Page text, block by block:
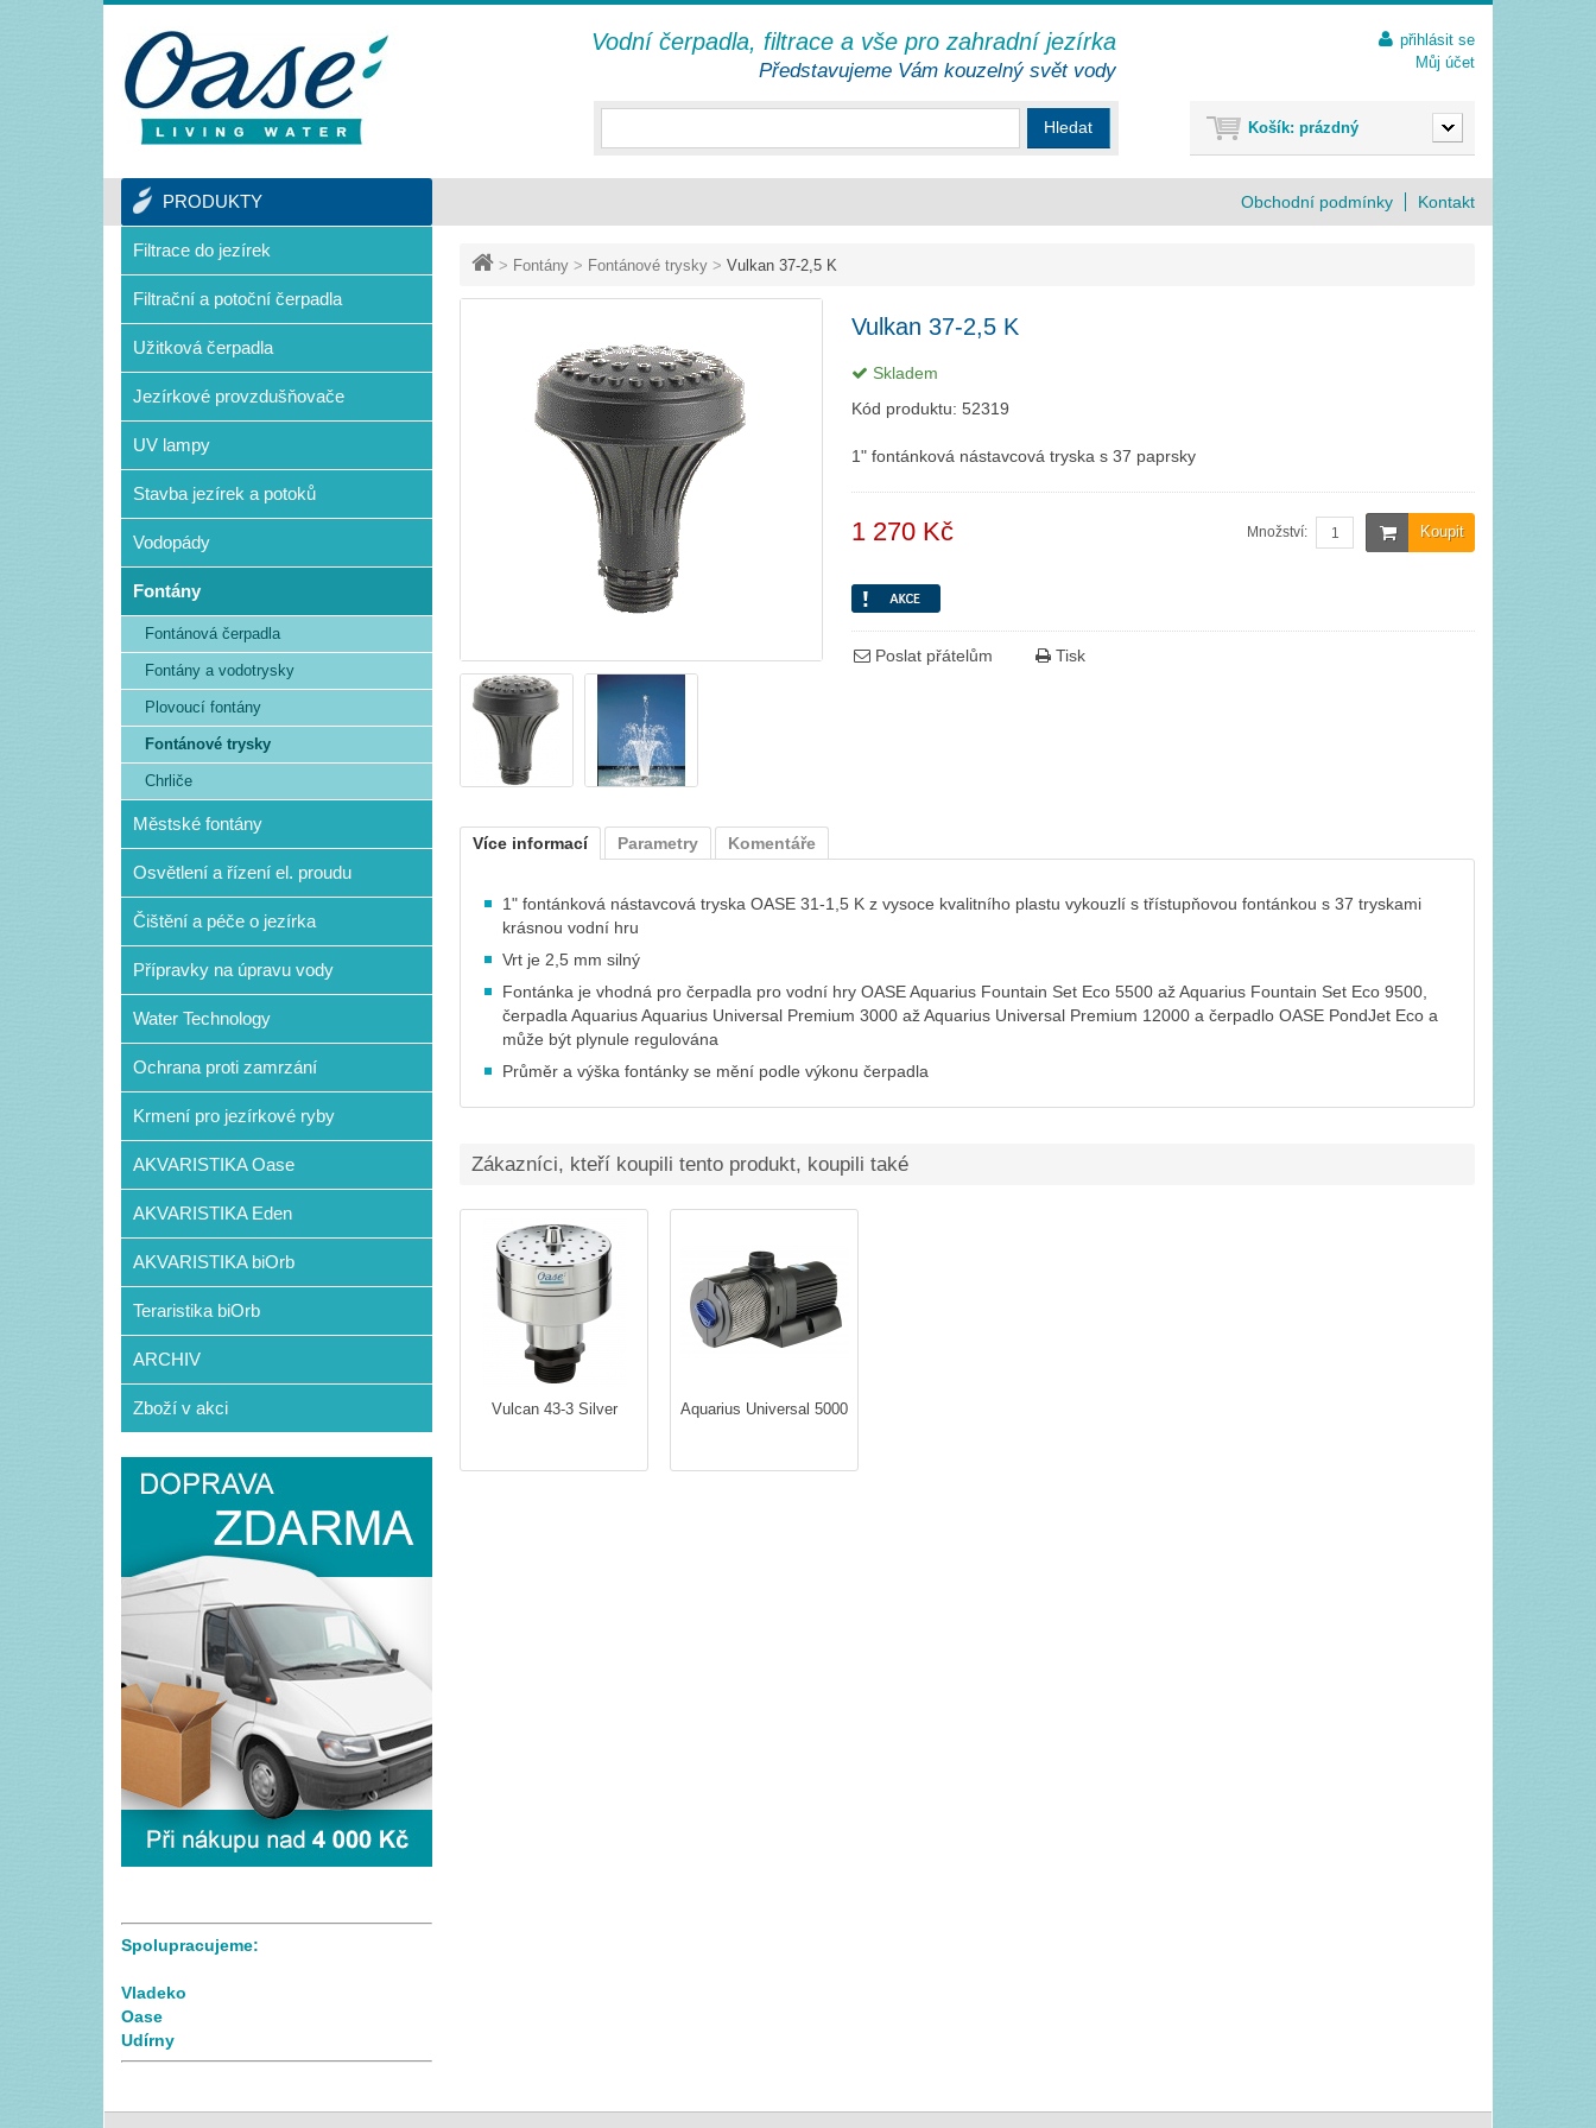
> Fontány > Fontánové trysky > Vulkan 37-2,5 K
Vulkan 37-2,5 K
Skladem
Kód produktu: 52319
1" fontánková nástavcová tryska s 37 paprsky
1 270 Kč Koupit
Množství:
Poslat přátelům Tisk
Více informací Parametry Komentáře
1" fontánková nástavcová tryska OASE 31-1,5 K z vysoce kvalitního plastu vykouzlí s třístupňovou fontánkou s 37 tryskami
krásnou vodní hru
Vrt je 2,5 mm silný
Fontánka je vhodná pro čerpadla pro vodní hry OASE Aquarius Fountain Set Eco 5500 až Aquarius Fountain Set Eco 9500,
čerpadla Aquarius Aquarius Universal Premium 3000 až Aquarius Universal Premium 12000 a čerpadlo OASE PondJet Eco a
může být plynule regulována
Průměr a výška fontánky se mění podle výkonu čerpadla
Zákazníci, kteří koupili tento produkt, koupili také
Vulcan 43-3 Silver Aquarius Universal 5000
PRODUKTY
Filtrace do jezírek
Filtrační a potoční čerpadla
Užitková čerpadla
Jezírkové provzdušňovače
UV lampy
Stavba jezírek a potoků
Vodopády
Fontány
Fontánová čerpadla
Fontány a vodotrysky
Plovoucí fontány
Fontánové trysky
Chrliče
Městské fontány
Osvětlení a řízení el. proudu
Čištění a péče o jezírka
Přípravky na úpravu vody
Water Technology
Ochrana proti zamrzání
Krmení pro jezírkové ryby
AKVARISTIKA Oase
AKVARISTIKA Eden
AKVARISTIKA biOrb
Teraristika biOrb
ARCHIV
Zboží v akci
Spolupracujeme:
Vladeko
Oase
Udírny
Obchodní podmínky Kontakt
Hledat
přihlásit se
Můj účet
Košík: prázdný
Vodní čerpadla, filtrace a vše pro zahradní jezírka
Představujeme Vám kouzelný svět vody